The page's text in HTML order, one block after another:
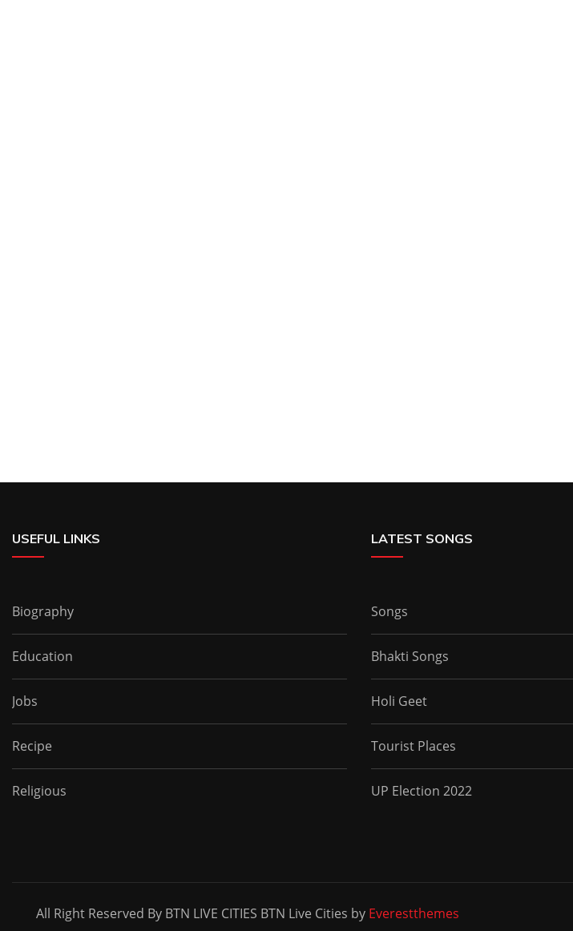
USEFUL LINKS
Biography
Education
Jobs
Recipe
Religious
LATEST SONGS
Songs
Bhakti Songs
Holi Geet
Tourist Places
UP Election 2022
All Right Reserved By BTN LIVE CITIES BTN Live Cities by Everestthemes